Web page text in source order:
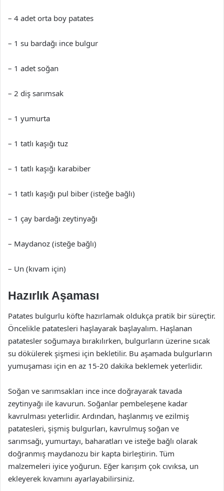
– 4 adet orta boy patates
– 1 su bardağı ince bulgur
– 1 adet soğan
– 2 diş sarımsak
– 1 yumurta
– 1 tatlı kaşığı tuz
– 1 tatlı kaşığı karabiber
– 1 tatlı kaşığı pul biber (isteğe bağlı)
– 1 çay bardağı zeytinyağı
– Maydanoz (isteğe bağlı)
– Un (kıvam için)
Hazırlık Aşaması
Patates bulgurlu köfte hazırlamak oldukça pratik bir süreçtir.
Öncelikle patatesleri haşlayarak başlayalım. Haşlanan
patatesler soğumaya bırakılırken, bulgurların üzerine sıcak
su dökülerek şişmesi için bekletilir. Bu aşamada bulgurların
yumuşaması için en az 15-20 dakika beklemek yeterlidir.
Soğan ve sarımsakları ince ince doğrayarak tavada
zeytinyağı ile kavurun. Soğanlar pembeleşene kadar
kavrulması yeterlidir. Ardından, haşlanmış ve ezilmiş
patatesleri, şişmiş bulgurları, kavrulmuş soğan ve
sarımsağı, yumurtayı, baharatları ve isteğe bağlı olarak
doğranmış maydanozu bir kapta birleştirin. Tüm
malzemeleri iyice yoğurun. Eğer karışım çok cıvıksa, un
ekleyerek kıvamını ayarlayabilirsiniz.